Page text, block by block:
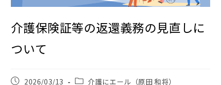
介護保険証等の返還義務の見直しに
ついて
2026/03/13 介護にエール（原田 和将）